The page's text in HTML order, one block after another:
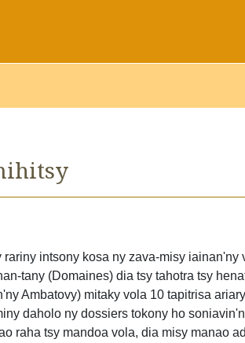
intsony kosa ny zava-misy iainan'ny
tany (Domaines) dia tsy tahotra tsy
Ambatovy) mitaky vola 10 tapitrisa
daholo ny dossiers tokony ho
raha tsy mandoa vola, dia misy manao